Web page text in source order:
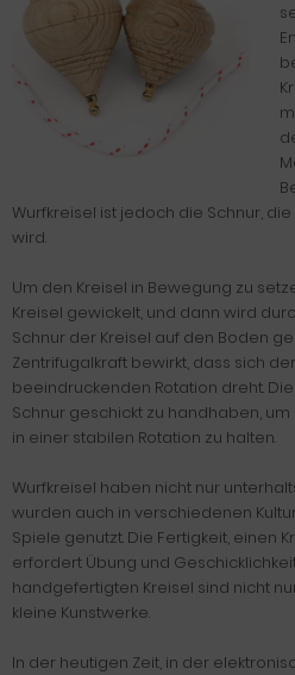
Wurfkreisel ist jedoch die Schnur,
wird.
Um den Kreisel in Bewegung zu
Kreisel gewickelt, und dann wird
Schnur der Kreisel auf den Boden
Zentrifugalkraft bewirkt, dass sich
beeindruckenden Rotation dreht.
Schnur geschickt zu handhaben,
in einer stabilen Rotation zu halten.
Wurfkreisel haben nicht nur
wurden auch in verschiedenen
Spiele genutzt. Die Fertigkeit, einen
erfordert Übung und
handgefertigten Kreisel sind nicht
kleine Kunstwerke.
In der heutigen Zeit, in der